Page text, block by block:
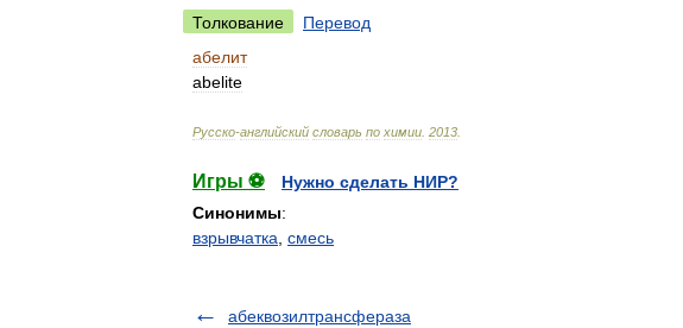
Толкование
Перевод
абелит
abelite
Русско-английский словарь по химии 2013
Игры ⚽
Нужно сделать НИР?
Синонимы:
взрывчатка смесь
абеквозилтрансфераза